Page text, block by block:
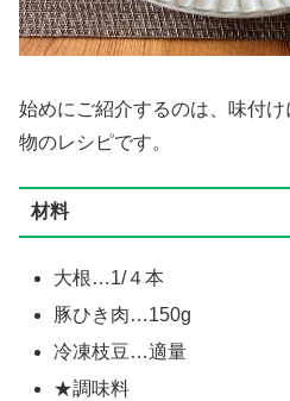
始めにご紹介するのは、味付
物のレシピです。
材料
大根…1/４本
豚ひき肉…150g
冷凍枝豆…適量
★調味料